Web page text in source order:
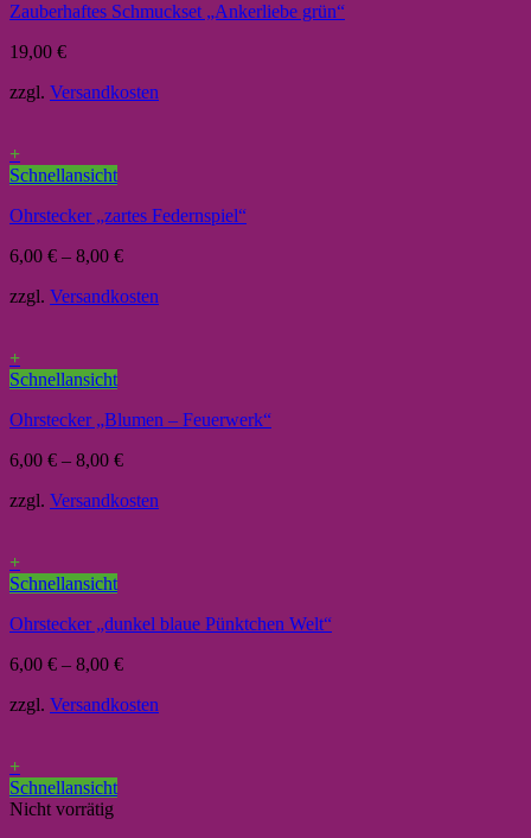
Zauberhaftes Schmuckset „Ankerliebe grün“
19,00 €
zzgl. Versandkosten
+
Schnellansicht
Ohrstecker „zartes Federnspiel“
6,00 € – 8,00 €
zzgl. Versandkosten
+
Schnellansicht
Ohrstecker „Blumen – Feuerwerk“
6,00 € – 8,00 €
zzgl. Versandkosten
+
Schnellansicht
Ohrstecker „dunkel blaue Pünktchen Welt“
6,00 € – 8,00 €
zzgl. Versandkosten
+
Schnellansicht
Nicht vorrätig